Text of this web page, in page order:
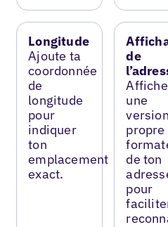
Longitude
Ajoute ta
coordonnée
de
longitude
pour
indiquer
ton
emplacement
exact.
de
Affiche
une
version
propre
de ton
pour